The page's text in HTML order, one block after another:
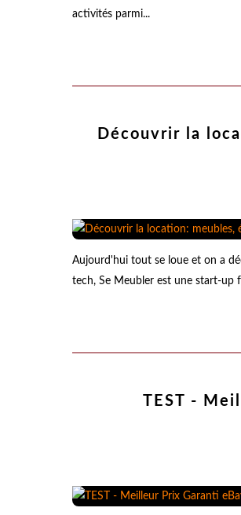
activités parmi...
Découvrir la
Aujourd'hui tout se loue et on a
tech, Se Meubler est une start-up
TEST -